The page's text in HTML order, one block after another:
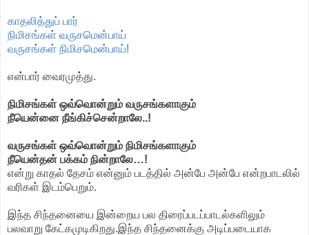
காதலித்துப் பார்
நிமிசங்கள் வருசமென்பாய்
வருசங்கள் நிமிசமென்பாய்!
என்பார் வைரமுத்து.
நிமிசங்கள் ஒவ்வொன்றும் வருசங்களாகும்
நீயென்னை நீங்கிச்சென்றாலே..!
வருசங்கள் ஒவ்வொன்றும் நிமிசங்களாகும்
நீயென்தன் பக்கம் நின்றாலே…!
என்று காதல் தேசம் என்னும் படத்தில் அன்பே அன்பே என்றபாடலில்
வரிகள் இடம்பெறும்.
இந்த சிந்தனையை இன்றைய பல திரைப்படப்பாடல்களிலும்
பலவாறு கேட்கமுடிகிறது.இந்த சிந்தனைக்கு அடிப்படையாக